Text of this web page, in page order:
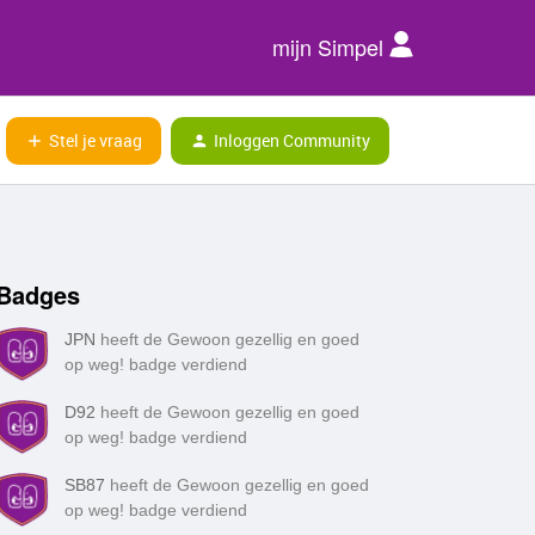
mijn Simpel
Stel je vraag Inloggen Community
JPN heeft de Gewoon gezellig en goed
op weg! badge verdiend
D92 heeft de Gewoon gezellig en goed
op weg! badge verdiend
SB87 heeft de Gewoon gezellig en goed
op weg! badge verdiend